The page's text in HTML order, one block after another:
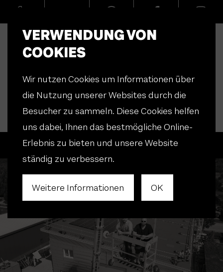
Menü
VERWENDUNG VON
COOKIES
Wir nutzen Cookies um Informationen über
die Nutzung unserer Websites durch die
Besucher zu sammeln. Diese Cookies helfen
uns dabei, Ihnen das bestmögliche Online-
Erlebnis zu bieten und unsere Website
ständig zu verbessern.
Weitere Informationen OK